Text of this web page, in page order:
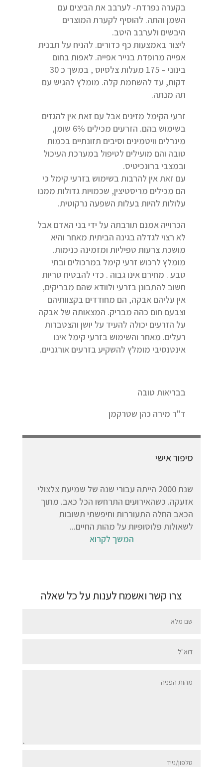
בקערה נפרדת- לערבב את הביצים עם
השמן והתה. להוסיף לקערת המוצרים
היבשים ולערבב היטב.
ליצור באמצעות כף כדורים. להניח על תבנית
אפייה מרופדת בנייר אפייה. לאפות בחום
בינוני – 175 מעלות צלסיוס , במשך כ 30
דקות, עד להשחמת קלה. מומלץ להגיש עם
תה מנתה.
זרעי הקימל מזינים אבל עם זאת אין להגזים
בשימוש בהם. הזרעים מכילים 6% שומן,
מינרלים וויטמינים וסיבים תזונתיים בכמות
טובה והם מועילים לטיפול במערכת העיכול
ובמצבי ברונכיטיס.
עם זאת אין להרבות בשימוש בזרעי קימל כי
הם מכילים מריסטיצין, שכמויות גדולות ממנו
עלולות להיות בעלות השפעה נרקוטית.
הכרוייה אמנם תורבתה על ידי בני האדם אבל
לא רצוי לגדלה בגינה הביתית מאחר והיא
מושכת צרעות טפיליות ומזמינה כנימות.
מומלץ לרכוש זרעי קימל במרכולים ובתי
טבע . מחירם אינו גבוה . כדי להבטיח טריות
חשוב להתבונן בזרעי ולוודא שהם מבריקים,
אין עליהם אבקה, הם מחודדים בקצוותיהם
וצבעם חום כהה מבריק. המצאותה של אבקה
על הזרעים יכולה להעיד על יושן והצטברות
רעלים. מאחר והשימוש בזרעי קימל אינו
אינטנסיבי מומלץ להשקיע בזרעים אורגניים.
בבריאות טובה
ד"ר מירה כהן שטרקמן
סיפור אישי
שנת 2000 הייתה עבורי שנה של שמיעת צלצולי
אזעקה. כשהאירועים התרחשו הכל כאב. מתוך
הכאב החלה התעוררות וחיפשתי תשובות
לשאולות פלוסופיות על מהות החיים...
המשך לקרוא
צרו קשר ואשמח לענות על כל שאלה